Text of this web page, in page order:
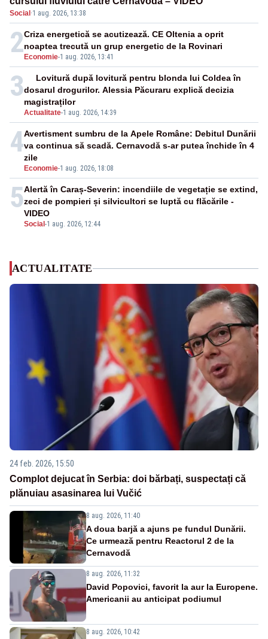
Social ·1 aug. 2026, 13:38
2 Economie-1 aug. 2026, 13:41
Criza energetică se acutizează. CE Oltenia a oprit
noaptea trecută un grup energetic de la Rovinari
3
Actualitate-1 aug. 2026, 14:39
Lovitură după lovitură pentru blonda lui Coldea în
dosarul drogurilor. Alessia Păcuraru explică decizia
magistraților
4
Economie-1 aug. 2026, 18:08
Avertisment sumbru de la Apele Române: Debitul Dunării
va continua să scadă. Cernavodă s-ar putea închide în 4
zile
5
Social -1 aug. 2026, 12:44
Alertă în Caraș-Severin: incendiile de vegetație se extind,
zeci de pompieri și silvicultori se luptă cu flăcările -
VIDEO
ACTUALITATE
24 feb. 2026, 15:50
Complot dejucat în Serbia: doi bărbați, suspectați că
plănuiau asasinarea lui Vučić
8 aug. 2026, 11:40
A doua barjă a ajuns pe fundul Dunării.
Ce urmează pentru Reactorul 2 de la
Cernavodă
8 aug. 2026, 11:32
David Popovici, favorit la aur la Europene.
Americanii au anticipat podiumul
8 aug. 2026, 10:42